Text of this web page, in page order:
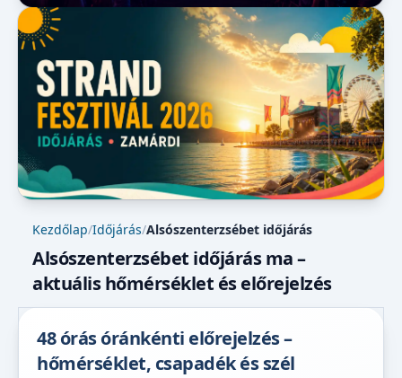
Kezdőlap/Időjárás/Alsószenterzsébet időjárás
Alsószenterzsébet időjárás ma –
aktuális hőmérséklet és előrejelzés
48 órás óránkénti előrejelzés –
hőmérséklet, csapadék és szél